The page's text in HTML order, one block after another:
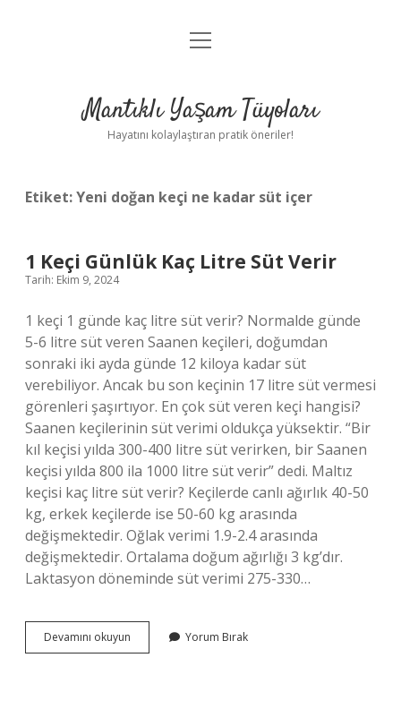
Anasayfa
Yasal Uyarı
menüyü
Mantıklı Yaşam Tüyoları
Hayatını kolaylaştıran pratik öneriler!
Etiket:Yeni doğan keçi ne kadar süt içer
1 Keçi Günlük Kaç Litre Süt Verir
Tarih: Ekim 9, 2024
1 keçi 1 günde kaç litre süt verir? Normalde günde
5-6 litre süt veren Saanen keçileri, doğumdan
sonraki iki ayda günde 12 kiloya kadar süt
verebiliyor. Ancak bu son keçinin 17 litre süt vermesi
görenleri şaşırtıyor. En çok süt veren keçi hangisi?
Saanen keçilerinin süt verimi oldukça yüksektir. “Bir
kıl keçisi yılda 300-400 litre süt verirken, bir Saanen
keçisi yılda 800 ila 1000 litre süt verir” dedi. Maltız
keçisi kaç litre süt verir? Keçilerde canlı ağırlık 40-50
kg, erkek keçilerde ise 50-60 kg arasında
değişmektedir. Oğlak verimi 1.9-2.4 arasında
değişmektedir. Ortalama doğum ağırlığı 3 kg’dır.
Laktasyon döneminde süt verimi 275-330…
Devamını okuyun
Keçi
Yorum Bırak